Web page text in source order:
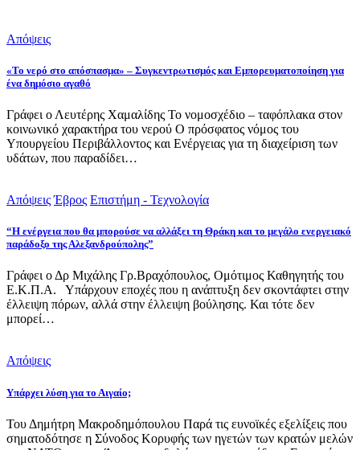
Απόψεις
«Το νερό στο απόσπασμα» – Συγκεντρωτισμός και Εμπορευματοποίηση για
ένα δημόσιο αγαθό
Γράφει ο Λευτέρης Χαμαλίδης Το νομοσχέδιο – ταφόπλακα στον
κοινωνικό χαρακτήρα του νερού Ο πρόσφατος νόμος του
Υπουργείου Περιβάλλοντος και Ενέργειας για τη διαχείριση των
υδάτων, που παραδίδει…
Απόψεις Έβρος Επιστήμη - Τεχνολογία
“Η ενέργεια που θα μπορούσε να αλλάξει τη Θράκη και το μεγάλο ενεργειακό
παράδοξο της Αλεξανδρούπολης”
Γράφει ο Δρ Μιχάλης Γρ.Βραχόπουλος, Ομότιμος Καθηγητής του
Ε.Κ.Π.Α. Υπάρχουν εποχές που η ανάπτυξη δεν σκοντάφτει στην
έλλειψη πόρων, αλλά στην έλλειψη βούλησης. Και τότε δεν
μπορεί…
Απόψεις
Υπάρχει λύση για το Αιγαίο;
Του Δημήτρη Μακροδημόπουλου Παρά τις ευνοϊκές εξελίξεις που
σηματοδότησε η Σύνοδος Κορυφής των ηγετών των κρατών μελών